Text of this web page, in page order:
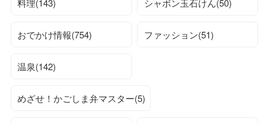
料理(143) シャボン玉石けん(50)
おでかけ情報(754) ファッション(51)
温泉(142)
めざせ！かごしま弁マスター(5)